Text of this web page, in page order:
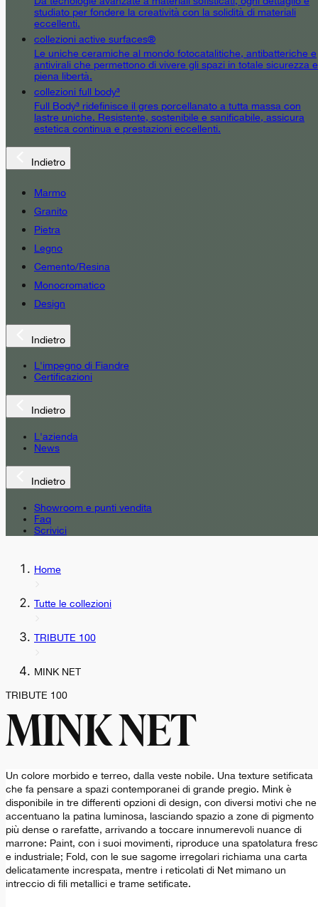
studiato per fondere la creatività con la solidità di materiali
eccellenti.
collezioni active surfaces®
Le uniche ceramiche al mondo fotocatalitiche, antibatteriche e
antivirali che permettono di vivere gli spazi in totale sicurezza e
piena libertà.
collezioni full body³
Full Body³ ridefinisce il gres porcellanato a tutta massa con
lastre uniche. Resistente, sostenibile e sanificabile, assicura
estetica continua e prestazioni eccellenti.
Indietro
Marmo
Granito
Pietra
Legno
Cemento/Resina
Monocromatico
Design
Indietro
L'impegno di Fiandre
Certificazioni
Indietro
L'azienda
News
Indietro
Showroom e punti vendita
Faq
Scrivici
Home
Tutte le collezioni
TRIBUTE 100
MINK NET
TRIBUTE 100
MINK NET
Un colore morbido e terreo, dalla veste nobile. Una texture setificata
che fa pensare a spazi contemporanei di grande pregio. Mink è
disponibile in tre differenti opzioni di design, con diversi motivi che ne
accentuano la patina luminosa, lasciando spazio a zone di pigmento
più dense o rarefatte, arrivando a toccare innumerevoli nuance di
marrone: Paint, con i suoi movimenti, riproduce una spatolatura
e industriale; Fold, con le sue sagome irregolari richiama una carta
delicatamente increspata, mentre i reticolati di Net mimano un
intreccio di fili metallici e trame setificate.